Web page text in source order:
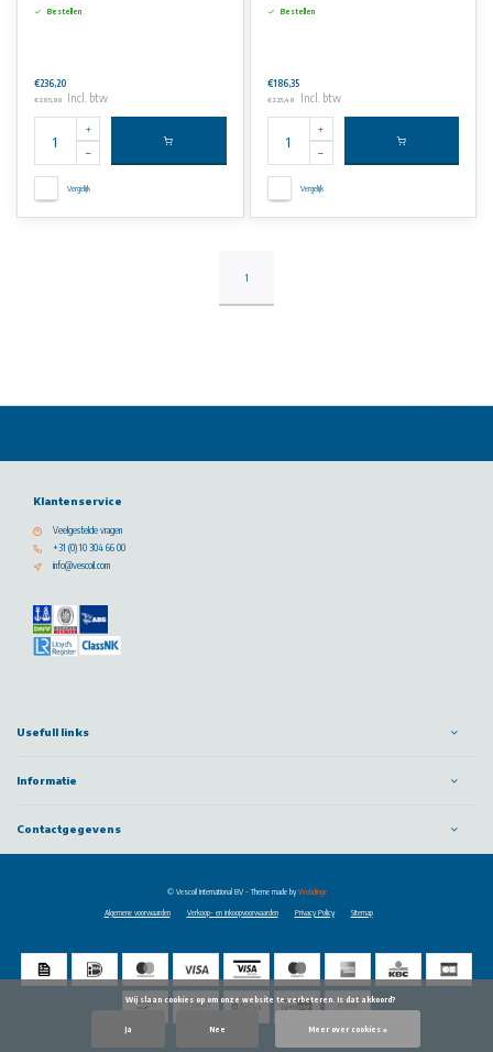
Bestellen
€236,20
€285,80 Incl. btw
Vergelijk
Bestellen
€186,35
€225,48 Incl. btw
Vergelijk
1
Klantenservice
Veelgestelde vragen
+31 (0) 10 304 66 00
info@vescoil.com
Usefull links
Informatie
Contactgegevens
Algemene voorwaarden Verkoop- en inkoopvoorwaarden Privacy Policy Sitemap
© Vescoil International BV - Theme made byWebdinge
Ja Nee Meer over cookies »